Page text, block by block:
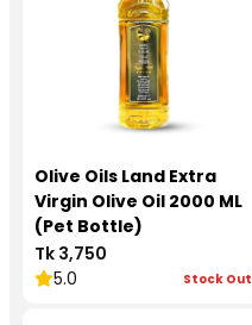
Olive Oils Land Extra
Virgin Olive Oil 2000 ML
(Pet Bottle)
Tk 3,750
5.0
Stock Out